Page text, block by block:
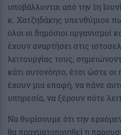
υποβάλλονται από την 1η
κ. Χατζηδάκης υπενθύμισε
όλοι οι δημόσιοι οργανισμοί
έχουν αναρτήσει στις
λειτουργίας τους,
κάτι αυτονόητο, έτσι ώστε
έχουν μια επαφή, να πάνε
υπηρεσία, να ξέρουν πότε
Να θυμίσουμε ότι την
θα πραγματοποιηθεί η